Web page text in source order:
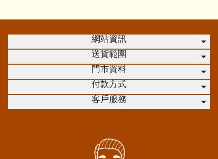
網站資訊
送貨範圍
門市資料
付款方式
客戶服務